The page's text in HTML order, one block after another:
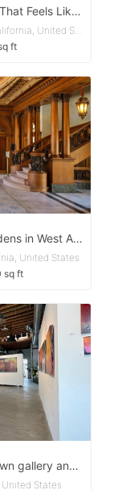
DTLA Arts District Creative Space That Feels Like Home
Downtown Los Angeles - Los Angeles, California, United States
ft
Historic Italian Heritage Villa & Gardens in West Adams
United States
sq ft
Spacious Industrial, vintage mid town gallery and studio with great natural lighting.
States